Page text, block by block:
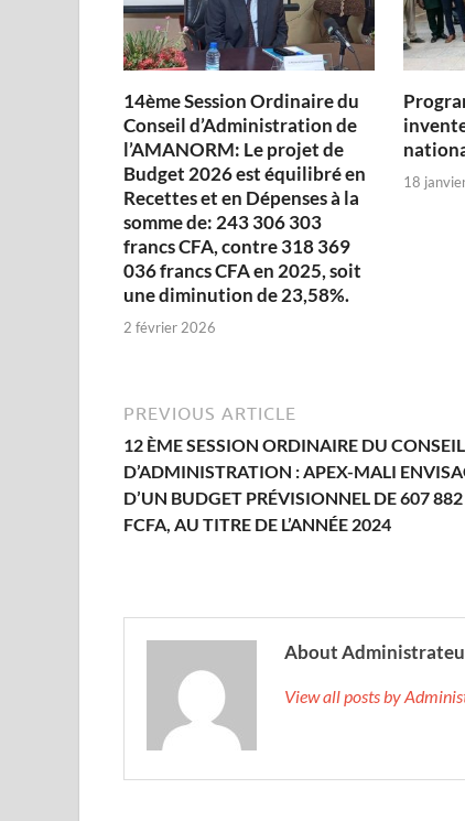
14ème Session Ordinaire du
Conseil d’Administration de
l’AMANORM: Le projet de
Budget 2026 est équilibré en
Recettes et en Dépenses à la
somme de: 243 306 303
francs CFA, contre 318 369
036 francs CFA en 2025, soit
une diminution de 23,58%.
2 février 2026
18
PREVIOUS ARTICLE
12 ÈME SESSION ORDINAIRE DU CONSEIL
D’ADMINISTRATION : APEX-MALI
D’UN BUDGET PRÉVISIONNEL DE 607
FCFA, AU TITRE DE L’ANNÉE 2024
About
View all posts by